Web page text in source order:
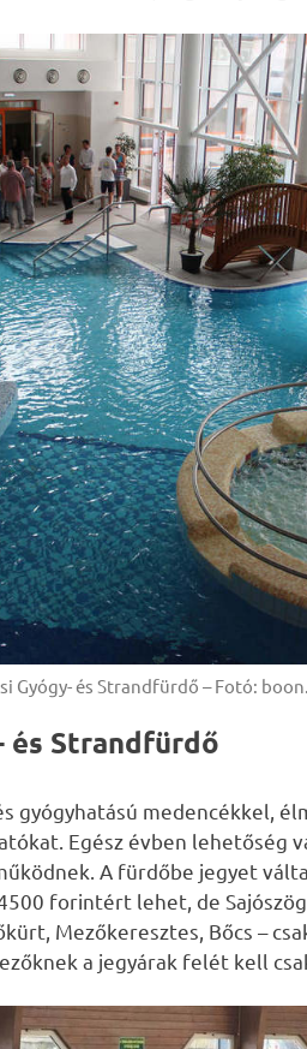
Gyógy- és Strandfürdő – Fotó:
és Strandfürdő
gyógyhatású medencékkel,
Egész évben lehetőség
A fürdőbe jegyet
forintért lehet, de
Mezőkeresztes, Bőcs –
a jegyárak felét kell